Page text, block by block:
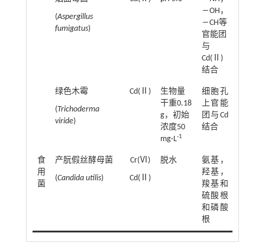
(Aspergillus
fumigatus)
―OH，
―CH等
官能团
与
Cd(Ⅱ)
结合
绿色木霉
(Trichoderma
viride)
Cd(Ⅱ)
生物量
干重0.18
g，初始
浓度50
mg·L-1
细胞孔
上官能
团与Cd
结合
食
用
菌
产朊假丝酵母菌
(Candida utilis)
Cr(Ⅵ)
Cd(Ⅱ)
脱水
氨基，
羟基，
羧基和
硫酸根
和磷酸
根